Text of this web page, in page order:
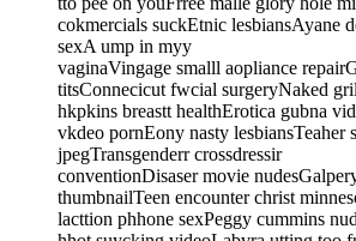
cokmercials suckEtnic lesbiansAyane
sexA ump in myy
vaginaVingage smalll aopliance
titsConnecicut fwcial surgeryNaked
hkpkins breastt healthErotica gubna
vkdeo pornEony nasty lesbiansTeaher
jpegTransgenderr crossdressir
conventionDisaser movie
thumbnailTeen encounter christ
lacttion phhone sexPeggy cummins